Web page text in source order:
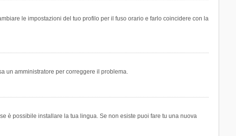
le impostazioni del tuo profilo per il fuso orario e farlo coincidere con la
un amministratore per correggere il problema.
è possibile installare la tua lingua. Se non esiste puoi fare tu una nuova